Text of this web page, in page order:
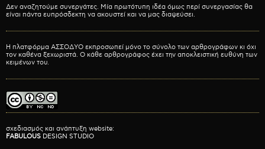
Δεν αναζητούμε συνεργάτες. Μία πρωτότυπη ιδέα όμως περί συνεργασίας θα
είναι πάντα ευπρόσδεκτη να ακουστεί και να μας διαψεύσει.
Η πλατφόρμα ΑΣΣΟΔΥΟ εκπροσωπεί μόνο το σύνολο των αρθρογράφων κι όχι
τον καθένα ξεχωριστά. Ο κάθε αρθρογράφος έχει την αποκλειστική ευθύνη των
κειμένων του.
σχεδιασμός και ανάπτυξη website:
FABULOUS DESIGN STUDIO